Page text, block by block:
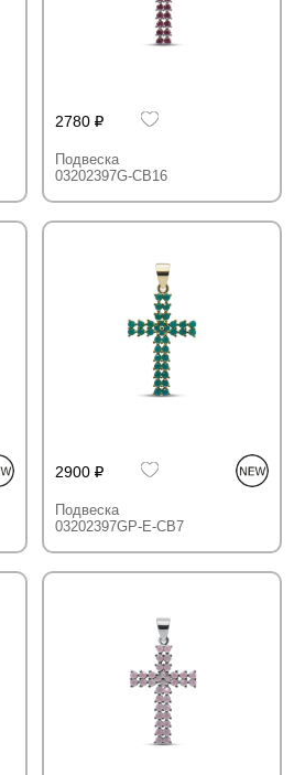
2780
Подвеска
03202397G-CB16
2900
Подвеска
03202397GP-E-CB7